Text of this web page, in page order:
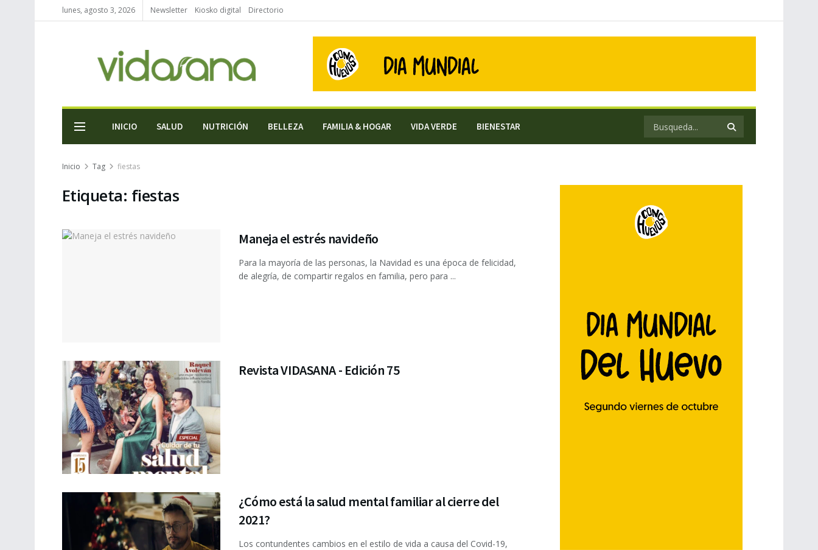
lunes, agosto 3, 2026 Newsletter Kiosko digital Directorio
INICIO SALUD NUTRICIÓN BELLEZA FAMILIA & HOGAR VIDA VERDE BIENESTAR
Inicio Tag fiestas
Etiqueta: fiestas
Maneja el estrés navideño
Para la mayoría de las personas, la Navidad es una época de felicidad,
de alegría, de compartir regalos en familia, pero para ...
Revista VIDASANA - Edición 75
¿Cómo está la salud mental familiar al cierre del
2021?
Los contundentes cambios en el estilo de vida a causa del Covid-19,